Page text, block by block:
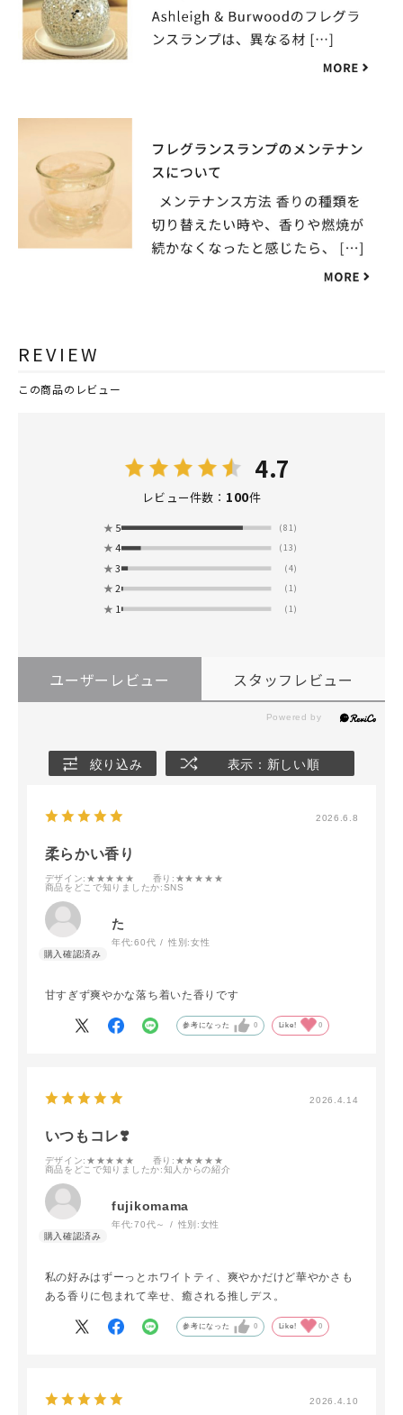
REVIEW
この商品のレビュー
4.7
レビュー件数： 100件
★ 5 (81)
★ 4 (13)
★ 3 (4)
★ 2 (1)
★ 1 (1)
ユーザーレビュー スタッフレビュー
絞り込み 表示：新しい順
2026.6.8
柔らかい香り
デザイン:★★★★★ 香り :★★★★★
商品をどこで知りましたか:SNS
た
年代:60代 性別:女性
甘すぎず爽やかな落ち着いた香りです
参考になった 0 Like! 0
2026.4.14
いつもコレ❣️
デザイン:★★★★★ 香り :★★★★★
商品をどこで知りましたか:知人からの紹介
fujikomama
年代:70代～ 性別:女性
私の好みはずーっとホワイトティ、爽やかだけど華やかさも
ある香りに包まれて幸せ、癒される推しデス。
参考になった 0 Like! 0
2026.4.10